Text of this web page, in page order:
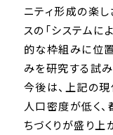
ニティ形成の楽し
スの「システム
的な枠組みに位
みを研究する試み
今後は、上記の
人口密度が低く
ちづくりが盛り